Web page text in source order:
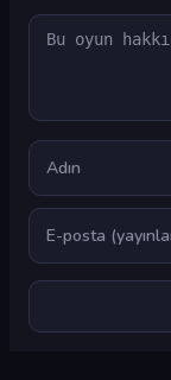
Yorum
Ad
E-posta